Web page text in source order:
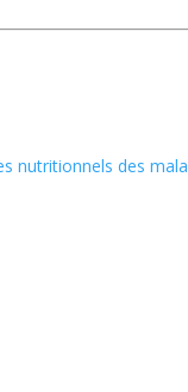
nutritionnels des